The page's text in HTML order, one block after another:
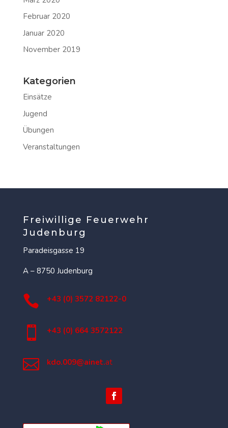
Februar 2020
Januar 2020
November 2019
Kategorien
Einsätze
Jugend
Übungen
Veranstaltungen
Freiwillige Feuerwehr
Judenburg
Paradeisgasse 19
A – 8750 Judenburg
 +43 (0) 3572 82122-0
 +43 (0) 664 3572122
 kdo.009@ainet.at